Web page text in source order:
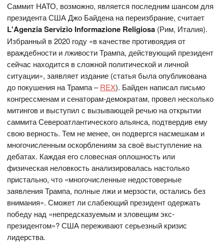
Саммит НАТО, возможно, является последним шансом для
президента США Джо Байдена на переизбрание, считает
L'Agenzia Servizio Informazione Religiosa (Рим, Италия).
Избранный в 2020 году «в качестве противоядия от
враждебности и лживости Трампа, действующий президент
сейчас находится в сложной политической и личной
ситуации», заявляет издание (статья была опубликована
до покушения на Трампа –REX). Байден написал письмо
конгрессменам и сенаторам-демократам, провел несколько
митингов и выступил с вызывающей речью на открытии
саммита Североатлантического альянса, подтвердив ему
свою верность. Тем не менее, он подвергся насмешкам и
многочисленным оскорблениям за своё выступление на
дебатах. Каждая его словесная оплошность или
физическая неловкость анализировалась настолько
пристально, что «многочисленные недостоверные
заявления Трампа, полные лжи и мерзости, остались без
внимания». Сможет ли слабеющий президент одержать
победу над «непредсказуемым и зловещим экс-
президентом»? США переживают серьезный кризис
лидерства.